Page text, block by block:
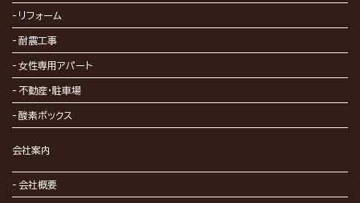
リフォーム
耐震工事
女性専用アパート
不動産・駐車場
酸素ボックス
会社案内
会社概要